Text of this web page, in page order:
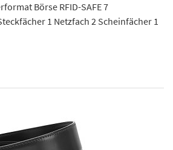
Börse RFID-SAFE 7
1 Netzfach 2 Scheinfächer 1